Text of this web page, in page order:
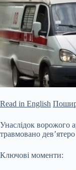
Read in English
Унаслідок ворожого
травмовано
Ключові моменти: